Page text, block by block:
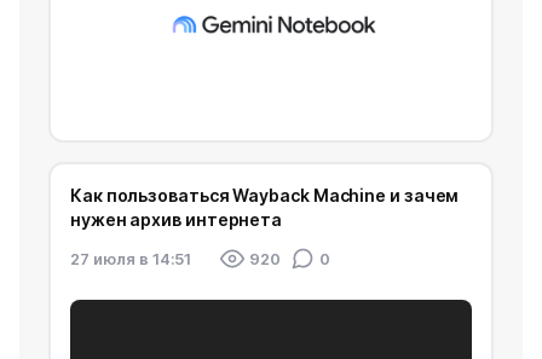
Как пользоваться Wayback Machine и зачем
нужен архив интернета
27 июля в 14:51 920 0